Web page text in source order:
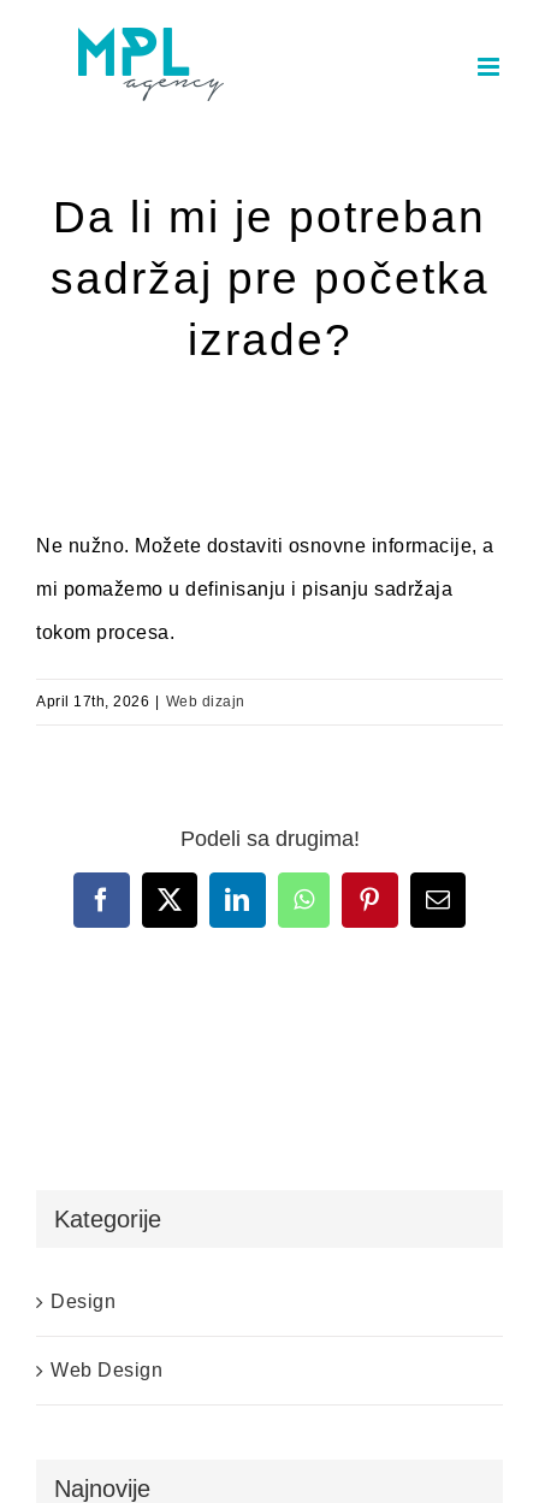
Da li mi je potreban
sadržaj pre početka
izrade?
Ne nužno. Možete dostaviti osnovne informacije, a
mi pomažemo u definisanju i pisanju sadržaja
tokom procesa.
April 17th, 2026 Web dizajn
Podeli sa drugima!
Facebook
X LinkedInWhatsAppPinterestEmail
Kategorije
Design
Web Design
Najnovije